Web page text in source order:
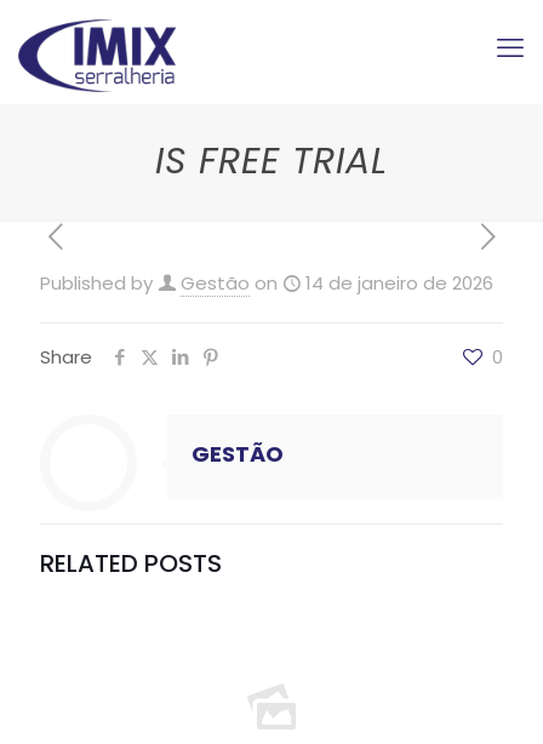
IS FREE TRIAL
Published by Gestão on 14 de janeiro de 2026
Share 0
GESTÃO
RELATED POSTS